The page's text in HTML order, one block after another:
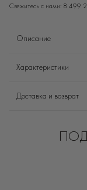
Свяжитесь с нами: 8 499
Описание
Характеристики
Доставка и возврат